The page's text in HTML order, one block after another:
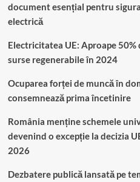
document esențial pentru
electrică
Electricitatea UE: Aproape
surse regenerabile în 2024
Ocuparea forței de muncă în
consemnează prima încetinire
România menține schemele
devenind o excepție la decizia
2026
Dezbatere publică lansată pe